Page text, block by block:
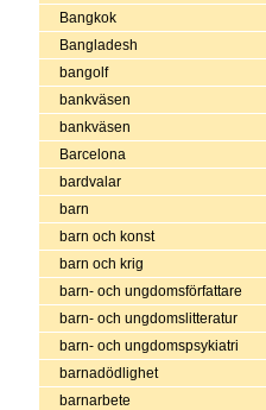
Bangkok
Bangladesh
bangolf
bankväsen
bankväsen
Barcelona
bardvalar
barn
barn och konst
barn och krig
barn- och ungdomsförfattare
barn- och ungdomslitteratur
barn- och ungdomspsykiatri
barnadödlighet
barnarbete